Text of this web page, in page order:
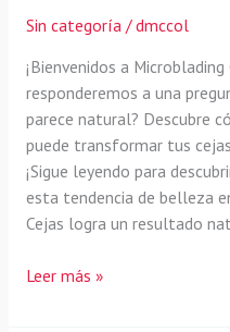
después
del
Microblading
Sin categoría /dmccol
¡Bienvenidos a
responderemos a una
parece natural? Descubre
puede transformar tus
¡Sigue leyendo para
esta tendencia de belleza
Cejas logra un resultado
¿El
Leer más »